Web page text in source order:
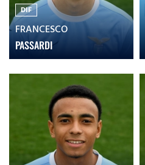
DIF
FRANCESCO
PASSARDI